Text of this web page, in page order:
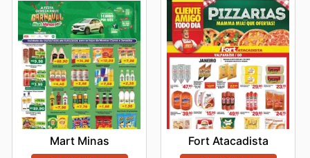
Mart Minas Fort Atacadista